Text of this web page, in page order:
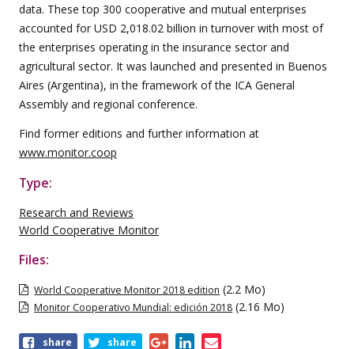
data. These top 300 cooperative and mutual enterprises
accounted for USD 2,018.02 billion in turnover with most of
the enterprises operating in the insurance sector and
agricultural sector. It was launched and presented in Buenos
Aires (Argentina), in the framework of the ICA General
Assembly and regional conference.
Find former editions and further information at
www.monitor.coop
Type:
Research and Reviews
World Cooperative Monitor
Files:
World Cooperative Monitor 2018 edition (2.2 Mo)
Monitor Cooperativo Mundial: edición 2018 (2.16 Mo)
Shareshare share